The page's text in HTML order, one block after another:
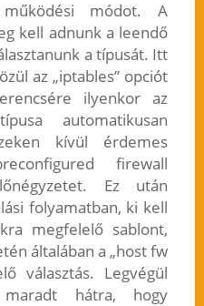
módot. A
kell adnunk a leendő
a típusát. Itt
az „iptables” opciót
ilyenkor az
automatikusan
kívül érdemes
firewall
Ez után
folyamatban, ki kell
megfelelő sablont,
általában a „host fw
választás. Legvégül
hátra, hogy